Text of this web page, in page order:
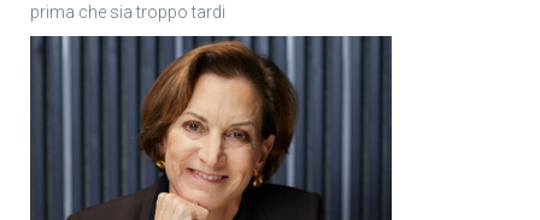
prima che sia troppo tardi